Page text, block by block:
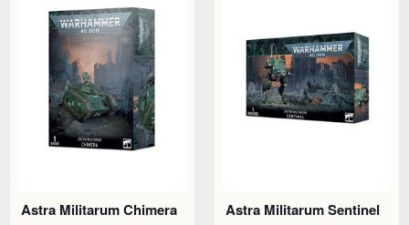
Astra Militarum Chimera Astra Militarum Sentinel